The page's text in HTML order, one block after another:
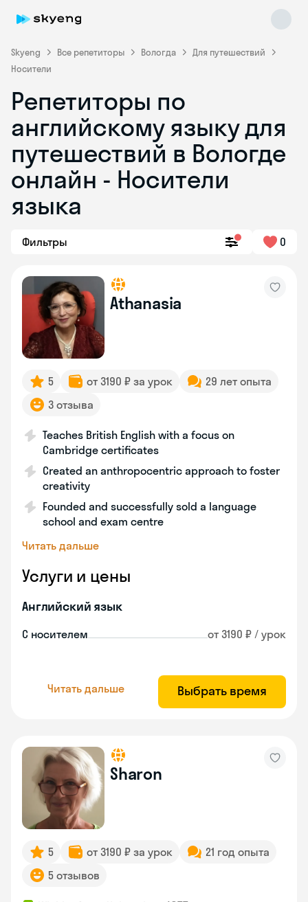
Skyeng Все репетиторы Вологда
Для путешествий
Носители
Репетиторы по
английскому языку для
путешествий в Вологде
онлайн - Носители
языка
Фильтры 0
Athanasia
5 от 3190 ₽ за урок
29 лет опыта
3 отзыва
Teaches British English with a focus on
Cambridge certificates
Created an anthropocentric approach to foster
creativity
Founded and successfully sold a language
school and exam centre
Читать дальше
Услуги и цены
Английский язык
С носителем от 3190 ₽ / урок
Читать дальше Выбрать время
Sharon
5 от 3190 ₽ за урок
21 год опыта
5 отзывов
Skyeng Chat